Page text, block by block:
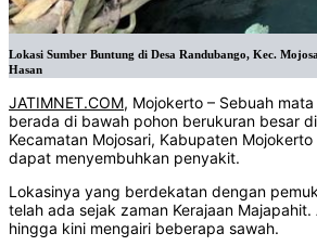
Lokasi Sumber Buntung di Desa Randubango, Kec.
Hasan
JATIMNET.COM, Mojokerto – Sebuah
berada di bawah pohon berukuran besar
Kecamatan Mojosari, Kabupaten
dapat menyembuhkan penyakit.
Lokasinya yang berdekatan dengan
telah ada sejak zaman Kerajaan
hingga kini mengairi beberapa sawah.